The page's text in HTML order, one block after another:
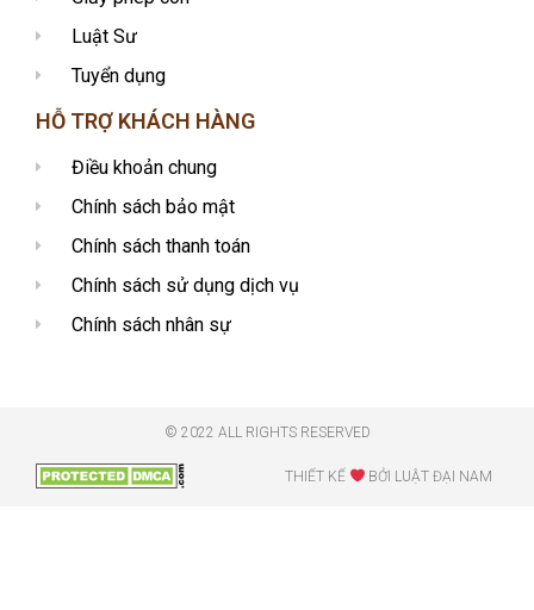
Luật Sư
Tuyển dụng
HỖ TRỢ KHÁCH HÀNG
Điều khoản chung
Chính sách bảo mật
Chính sách thanh toán
Chính sách sử dụng dịch vụ
Chính sách nhân sự
© 2022 ALL RIGHTS RESERVED​
THIẾT KẾ BỞI LUẬT ĐẠI NAM